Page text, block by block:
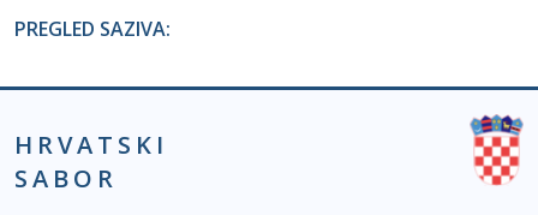
PREGLED SAZIVA:
HRVATSKI
SABOR